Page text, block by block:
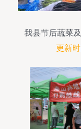
我县节后蔬菜
更新